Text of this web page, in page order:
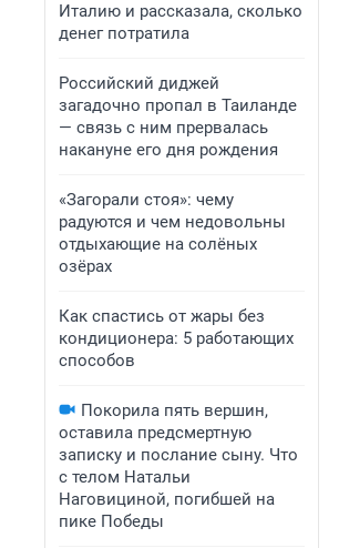
Италию и рассказала, сколько
денег потратила
Российский диджей
загадочно пропал в Таиланде
— связь с ним прервалась
накануне его дня рождения
«Загорали стоя»: чему
радуются и чем недовольны
отдыхающие на солёных
озёрах
Как спастись от жары без
кондиционера: 5 работающих
способов
Покорила пять вершин,
оставила предсмертную
записку и послание сыну. Что
с телом Натальи
Наговициной, погибшей на
пике Победы